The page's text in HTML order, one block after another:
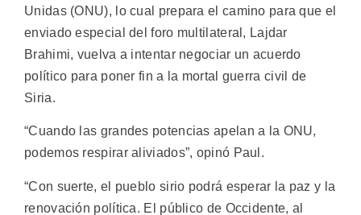
Unidas (ONU), lo cual prepara el camino para que el
enviado especial del foro multilateral, Lajdar
Brahimi, vuelva a intentar negociar un acuerdo
político para poner fin a la mortal guerra civil de
Siria.
“Cuando las grandes potencias apelan a la ONU,
podemos respirar aliviados”, opinó Paul.
“Con suerte, el pueblo sirio podrá esperar la paz y la
renovación política. El público de Occidente, al